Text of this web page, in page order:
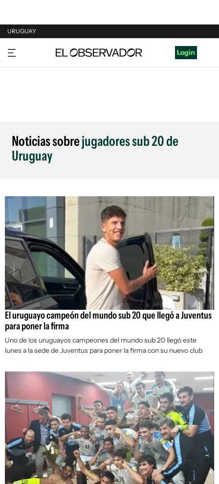
URUGUAY
URUGUAY
ARGENTINA
Login
Noticias sobrejugadores sub 20 de
Uruguay
El uruguayo campeón del mundo sub 20 que llegó a Juventus
para poner la firma
Uno de los uruguayos campeones del mundo sub 20 llegó este
lunes a la sede de Juventus para poner la firma con su nuevo club